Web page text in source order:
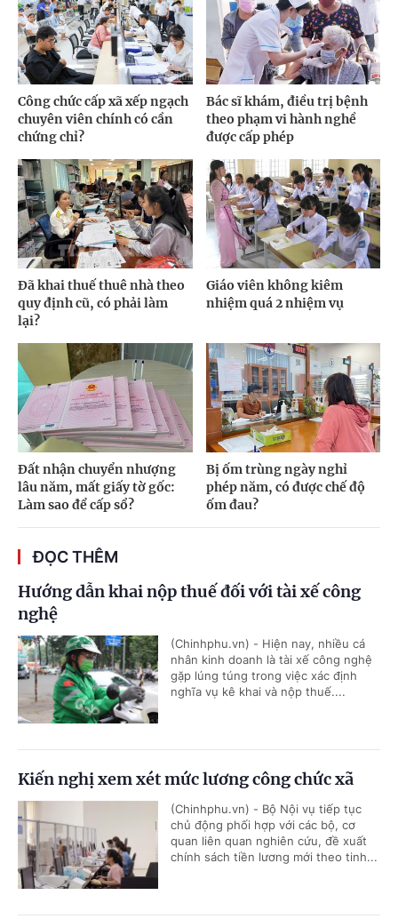
Công chức cấp xã xếp ngạch
chuyên viên chính có cần
chứng chỉ?
Bác sĩ khám, điều trị bệnh
theo phạm vi hành nghề
được cấp phép
Đã khai thuế thuê nhà theo
quy định cũ, có phải làm
lại?
Giáo viên không kiêm
nhiệm quá 2 nhiệm vụ
Đất nhận chuyển nhượng
lâu năm, mất giấy tờ gốc:
Làm sao để cấp sổ?
Bị ốm trùng ngày nghỉ
phép năm, có được chế độ
ốm đau?
ĐỌC THÊM
Hướng dẫn khai nộp thuế đối với tài xế công
nghệ
(Chinhphu.vn) - Hiện nay, nhiều cá
nhân kinh doanh là tài xế công nghệ
gặp lúng túng trong việc xác định
nghĩa vụ kê khai và nộp thuế....
Kiến nghị xem xét mức lương công chức xã
(Chinhphu.vn) - Bộ Nội vụ tiếp tục
chủ động phối hợp với các bộ, cơ
quan liên quan nghiên cứu, đề xuất
chính sách tiền lương mới theo tinh...